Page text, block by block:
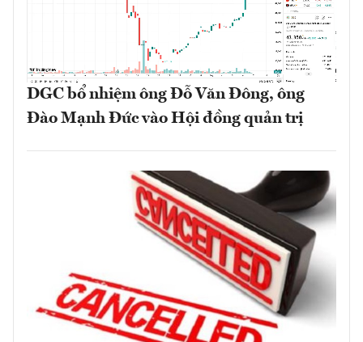
DGC bổ nhiệm ông Đỗ Văn Đông, ông
Đào Mạnh Đức vào Hội đồng quản trị